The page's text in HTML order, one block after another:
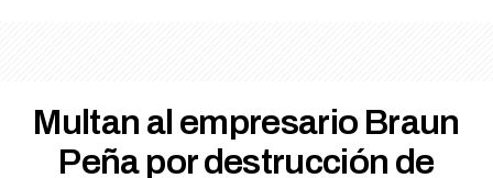
Multan al empresario Braun
Peña por destrucción de